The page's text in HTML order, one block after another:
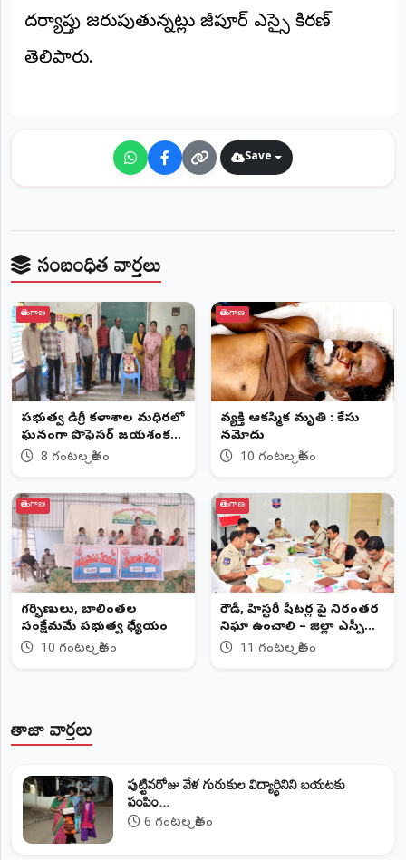
©
దర్యాప్తు జరుపుతున్నట్లు హాజీపూర్ ఎస్సై కిరణ్
తెలిపారు.
Save
సంబంధిత వార్తలు
తెలంగాణ
ప్రభుత్వ డిగ్రీ కళాశాల మధిరలో
ఘనంగా ప్రొఫెసర్ జయశంకర్
జయంతి వేడుకలు
8 గంటల క్రితం
తెలంగాణ
వ్యక్తి ఆకస్మిక మృతి : కేసు
నమోదు
10 గంటల క్రితం
తెలంగాణ
గర్భిణులు, బాలింతల
సంక్షేమమే ప్రభుత్వ ధ్యేయం
10 గంటల క్రితం
తెలంగాణ
రౌడీ, హిస్టరీ షీటర్ల పై నిరంతర
నిఘా ఉంచాలి – జిల్లా ఎస్పీ
అశోక్ కుమార్, ఐపీఎస్....
11 గంటల క్రితం
తాజా వార్తలు
పుట్టినరోజు వేళ గురుకుల విద్యార్థినిని బయటకు
పంపిం...
6 గంటల క్రితం